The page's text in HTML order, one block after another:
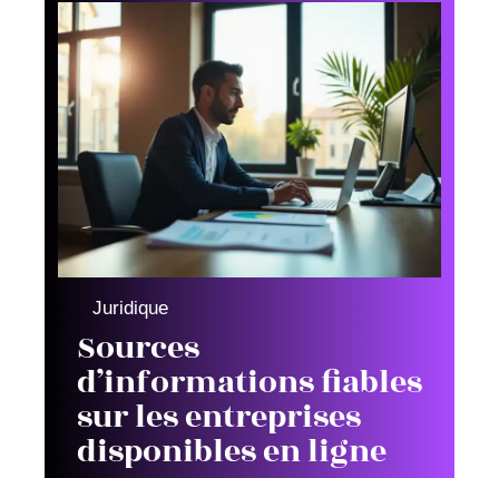
Juridique
Sources
d’informations fiables
sur les entreprises
disponibles en ligne